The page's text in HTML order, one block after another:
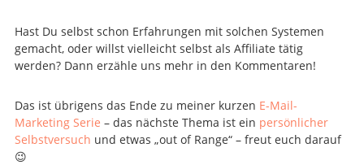
Hast Du selbst schon Erfahrungen mit solchen Systemen
gemacht, oder willst vielleicht selbst als Affiliate tätig
werden? Dann erzähle uns mehr in den Kommentaren!
Das ist übrigens das Ende zu meiner kurzen E-Mail-
Marketing Serie – das nächste Thema ist ein persönlicher
Selbstversuch und etwas „out of Range“ – freut euch darauf
😉